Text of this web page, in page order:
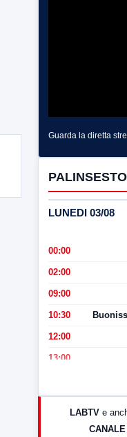
Guarda la diretta
LUNEDI 03/08
00:00
02:00
09:00
10:30
12:00
13:00
LABTV e